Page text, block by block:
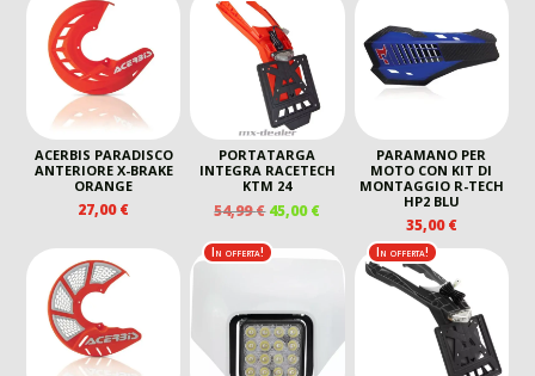
ACERBIS PARADISCO
ANTERIORE X-BRAKE
ORANGE
27,00€
PORTATARGA
INTEGRA RACETECH
KTM 24
54,99€ IL
ORIGINALE
45,00€IL
ATTUALE
PARAMANO PER
MOTO CON KIT DI
MONTAGGIO R-TECH
HP2 BLU
35,00€
In offerta! In offerta!